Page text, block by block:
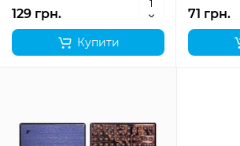
129 грн.
Купити
71 грн.